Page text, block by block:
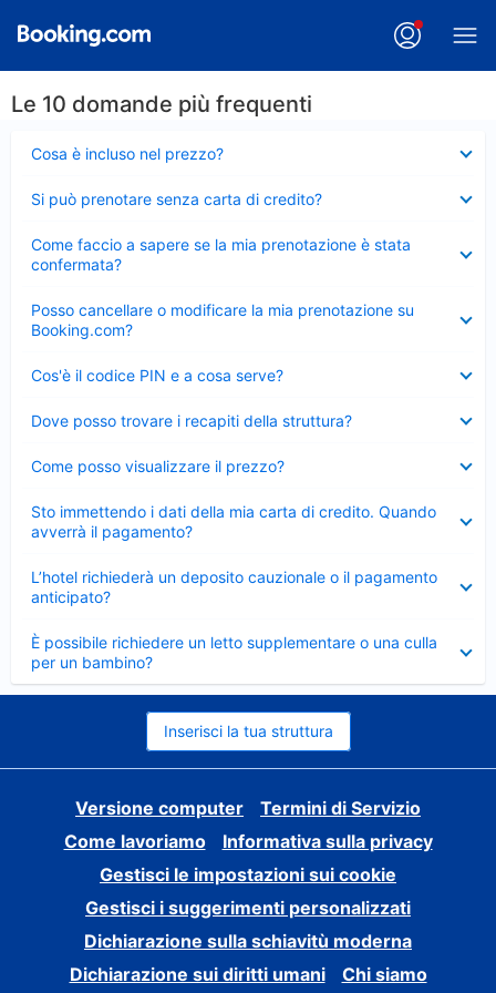
Le 10 domande più frequenti
Cosa è incluso nel prezzo?
chiuso
Si può prenotare senza carta di credito?
chiuso
Come faccio a sapere se la mia prenotazione è stata
confermata?
chiuso
Posso cancellare o modificare la mia prenotazione su
Booking.com?
chiuso
Cos'è il codice PIN e a cosa serve?
chiuso
Dove posso trovare i recapiti della struttura?
chiuso
Come posso visualizzare il prezzo?
chiuso
Sto immettendo i dati della mia carta di credito. Quando
avverrà il pagamento?
chiuso
L’hotel richiederà un deposito cauzionale o il pagamento
anticipato?
chiuso
È possibile richiedere un letto supplementare o una culla
per un bambino?
Elemento
chiuso
Inserisci la tua struttura
Versione computer
Termini di Servizio
Come lavoriamo
Informativa sulla privacy
Gestisci le impostazioni sui cookie
Gestisci i suggerimenti personalizzati
Dichiarazione sulla schiavitù moderna
Dichiarazione sui diritti umani
Chi siamo